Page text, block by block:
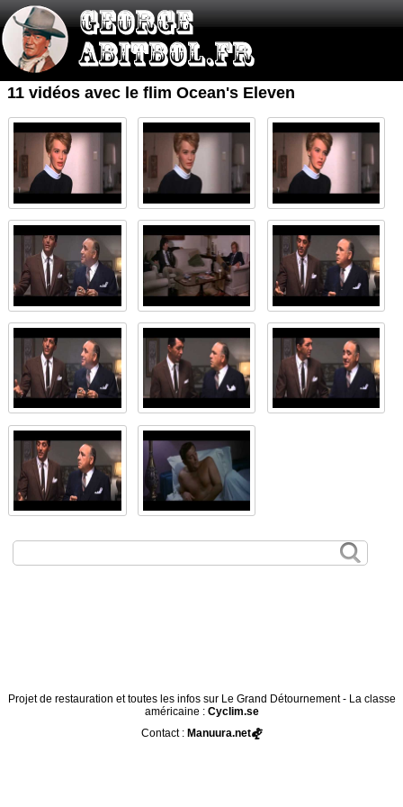
11 vidéos avec le flim Ocean's Eleven
Projet de restauration et toutes les infos sur Le Grand Détournement - La classe
américaine : Cyclim.se
Contact : Manuura.net